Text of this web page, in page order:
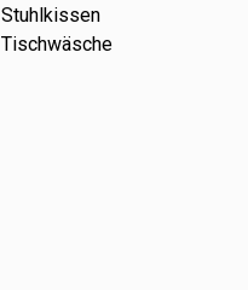
Stuhlkissen
Tischwäsche